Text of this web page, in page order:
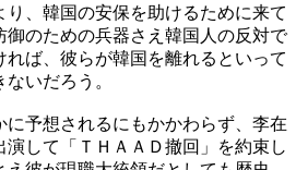
り、韓国の安保を助けるために来て
御のための兵器さえ韓国人の反対で
ば、彼らが韓国を離れるといって
いだろう。
に予想されるにもかかわらず、李在
演して「ＴＨＡＡＤ撤回」を約束し